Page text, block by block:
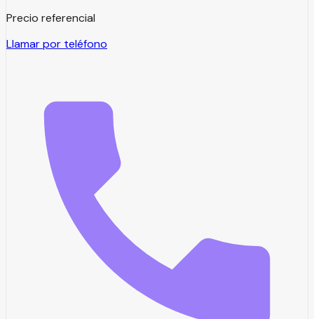
Precio referencial
Llamar por teléfono